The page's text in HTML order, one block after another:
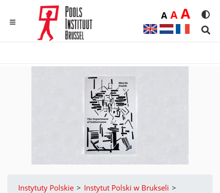
ADomyślna
AŚrednia
A
Instytuty Polskie > Instytut Polski w Brukseli >